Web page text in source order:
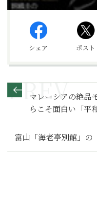
シェア ポスト
マレーシアの絶品
らこそ面白い「平
富山「海老亭別館」の